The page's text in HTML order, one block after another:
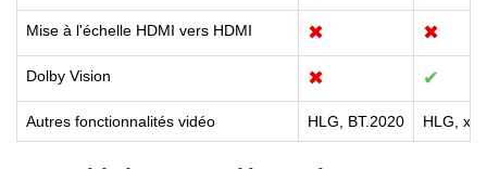
Mise à l'échelle HDMI vers HDMI ✖ ✖
Dolby Vision ✖ ✔
Autres fonctionnalités vidéo HLG, BT.2020 HLG,